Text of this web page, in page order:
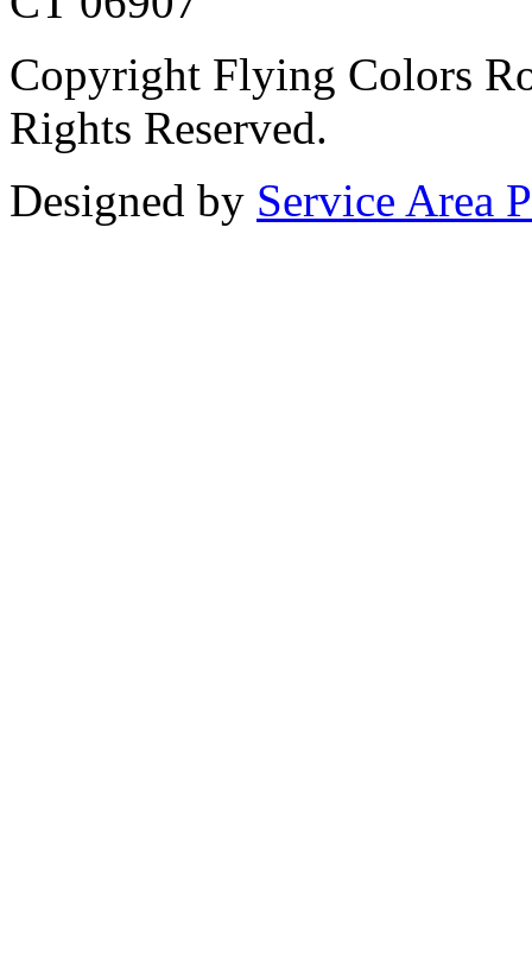
Copyright Flying Colors
Rights Reserved.
Designed by Service Area